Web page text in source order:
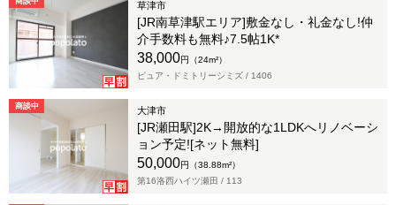
草津市
[JR南草津駅エリア]敷金なし・礼金なし!仲
介手数料も無料♪7.5帖1K*
38,000円（24m²）
ピュア・ドミトリーシミズ / 1406
商談中 大津市
[JR瀬田駅]2K→開放的な1LDKへリノベーシ
ョン予定![ネット無料]
50,000円（38.88m²）
第16洛西ハイツ瀬田 / 113